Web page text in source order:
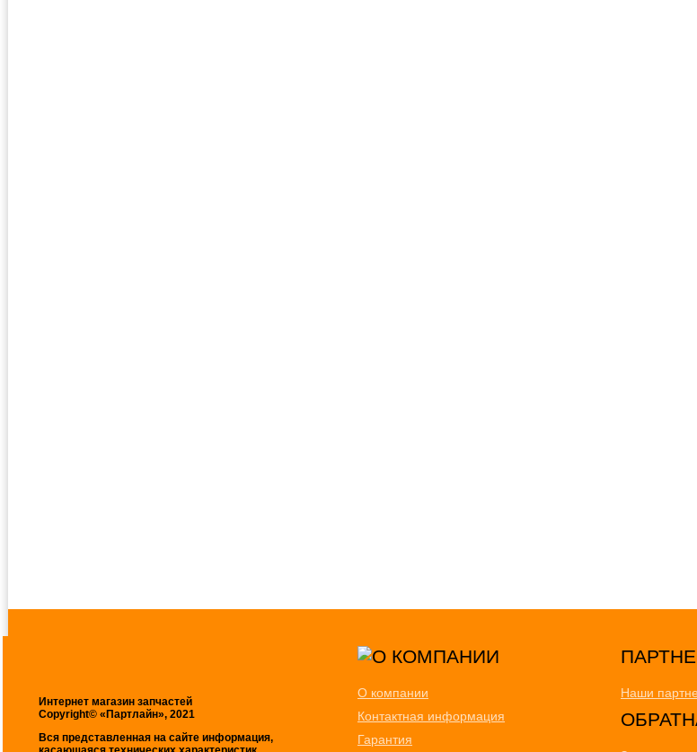
Интернет магазин запчастей
Copyright© «Партлайн», 2021
Вся представленная на сайте информация,
О компании
Контактная информация
Гарантия
Наши